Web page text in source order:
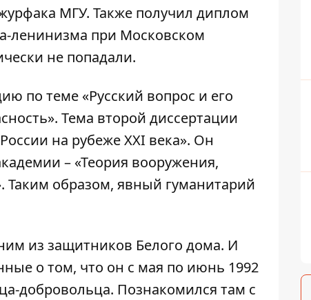
МГУ. Также получил диплом
ленинизма при Московском
не попадали.
по теме «Русский вопрос и его
Тема второй диссертации
на рубеже XXI века». Он
– «Теория вооружения,
Таким образом, явный гуманитарий
из защитников Белого дома. И
о том, что он с мая по июнь 1992
добровольца. Познакомился там с